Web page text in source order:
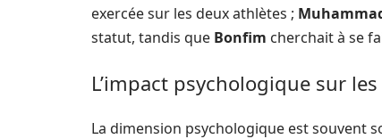
exercée sur les deux athlètes ;
statut, tandis que Bonfim cherchait à se
L’impact psychologique sur
La dimension psychologique est souvent